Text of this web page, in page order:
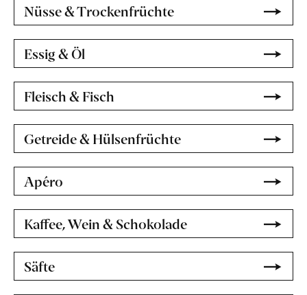
Nüsse & Trockenfrüchte
Essig & Öl
Fleisch & Fisch
Getreide & Hülsenfrüchte
Apéro
Kaffee, Wein & Schokolade
Säfte